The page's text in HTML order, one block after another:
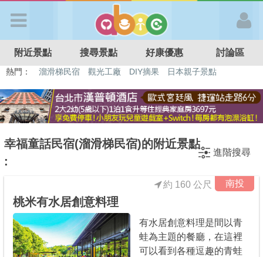
APP登入
首 頁
最新消息
最新留言
附近景點 搜尋景點 好康優惠 討論區
熱門： 溜滑梯民宿 觀光工廠 DIY摘果
日本親子景點
幸福童話民宿(溜滑梯民宿)的附近景點
:
進階搜尋
南投
約 160 公尺
桃米有水居創意料理
有水居創意料理是間以青
蛙為主題的餐廳，在這裡
可以看到各種逗趣的青蛙